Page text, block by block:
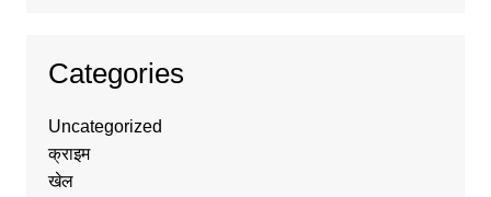
Categories
Uncategorized
क्राइम
खेल